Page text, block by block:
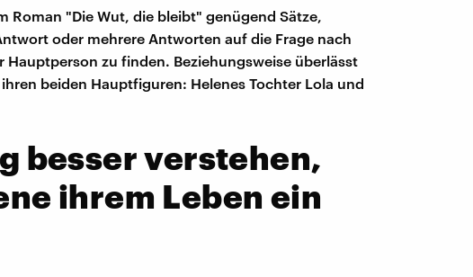
Roman "Die Wut, die bleibt" genügend Sätze,
oder mehrere Antworten auf die Frage nach
Hauptperson zu finden. Beziehungsweise überlässt
beiden Hauptfiguren: Helenes Tochter Lola und
besser verstehen,
ihrem Leben ein